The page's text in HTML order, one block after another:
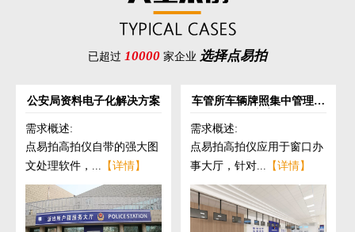
已超过 10000 家企业 选择点易拍
公安局资料电子化解决方案
需求概述:
点易拍高拍仪自带的强大图
文处理软件，... 【详情】
车管所车辆牌照集中管理解
需求概述:
点易拍高拍仪应用于窗口办
事大厅，针对... 【详情】